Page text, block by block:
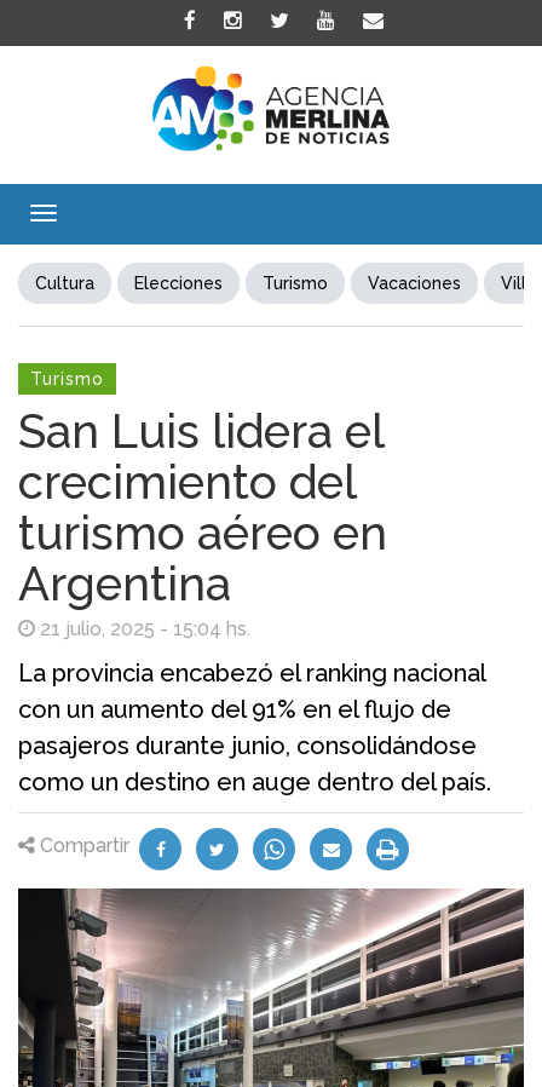
Toggle
Cultura Elecciones Turismo Vacaciones Villa
Turismo
San Luis lidera el
crecimiento del
turismo aéreo en
Argentina
21 julio, 2025 - 15:04 hs.
La provincia encabezó el ranking nacional
con un aumento del 91% en el flujo de
pasajeros durante junio, consolidándose
como un destino en auge dentro del país.
Compartir